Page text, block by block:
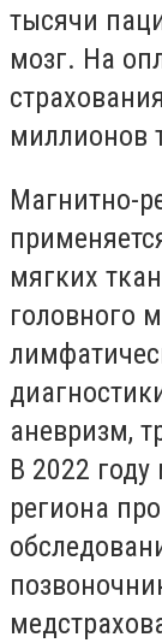
тысячи
мозг. На
миллионов
Магнитно-
мягких
головного
аневризм,
В 2022
региона